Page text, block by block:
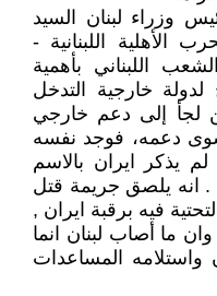
وزراء لبنان السيد
اللبنانية -
الشعب اللبناني بأهمية
لدولة خارجية التدخل
لجأ إلى دعم خارجي
دعمه، فوجد نفسه
يذكر ايران بالاسم
. انه يلصق جريمة قتل
فيه برقبة ايران ,
وان ما أصاب لبنان انما
واستلامه المساعدات